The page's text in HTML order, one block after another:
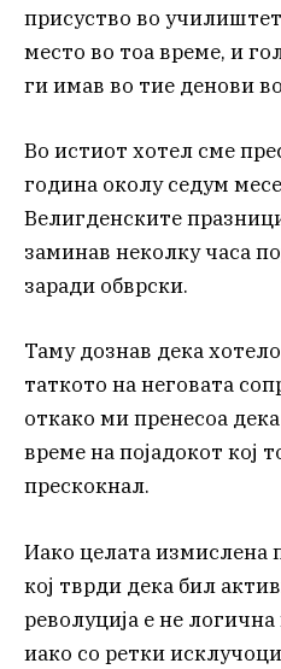
присуство во
место во тоа време, и
ги имав во тие денови
Во истиот хотел сме
година околу седум
Велигденските
заминав неколку часа
заради обврски.
Таму дознав дека
таткото на неговата
откако ми пренесоа
време на појадокот кој
прескокнал.
Иако целата измислена
кој тврди дека бил
револуција е не
иако со ретки